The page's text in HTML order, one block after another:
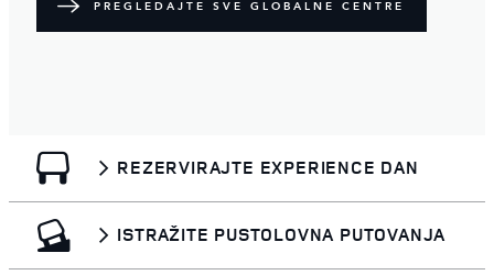
PREGLEDAJTE SVE GLOBALNE CENTRE
REZERVIRAJTE EXPERIENCE DAN
ISTRAŽITE PUSTOLOVNA PUTOVANJA